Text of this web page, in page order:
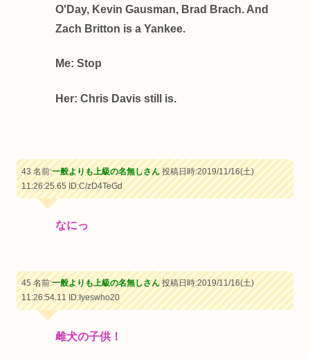
O'Day, Kevin Gausman, Brad Brach. And
Zach Britton is a Yankee.
Me: Stop
Her: Chris Davis still is.
43 名前:一般よりも上級の名無しさん投稿日時:2019/11/16(土)
11:26:25.65ID:C/zD4TeGd
なにっ
45 名前:一般よりも上級の名無しさん投稿日時:2019/11/16(土)
11:26:54.11ID:Iyeswho20
雌犬の子供！